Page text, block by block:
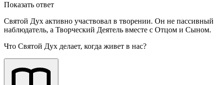
Показать ответ
Святой Дух активно участвовал в творении. Он не пассивный
наблюдатель, а Творческий Деятель вместе с Отцом и Сыном.
Что Святой Дух делает, когда живет в нас?